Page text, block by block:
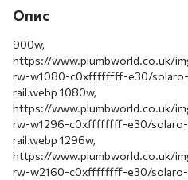
Опис
900w,
https://www.plumbworld.co.uk/
rw-w1080-c0xffffffff-e30/
rail.webp 1080w,
https://www.plumbworld.co.uk/
rw-w1296-c0xffffffff-e30/solaro-
rail.webp 1296w,
https://www.plumbworld.co.uk/
rw-w2160-c0xffffffff-e30/solaro-